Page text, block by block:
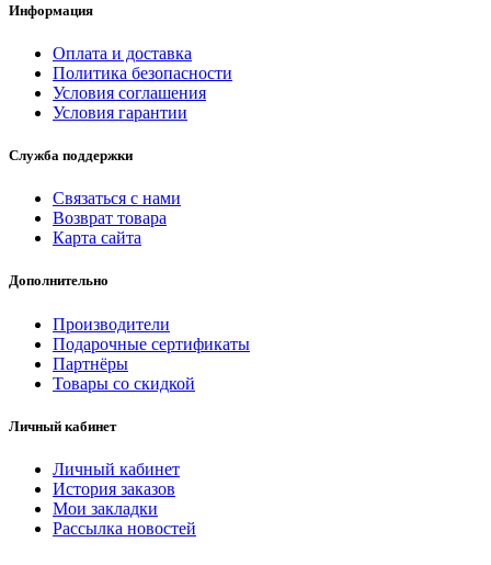
Информация
Оплата и доставка
Политика безопасности
Условия соглашения
Условия гарантии
Служба поддержки
Связаться с нами
Возврат товара
Карта сайта
Дополнительно
Производители
Подарочные сертификаты
Партнёры
Товары со скидкой
Личный кабинет
Личный кабинет
История заказов
Мои закладки
Рассылка новостей